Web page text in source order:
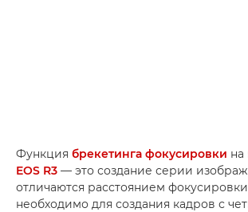
Функция брекетинга фокусировки на
EOS R3 — это создание серии
отличаются расстоянием
необходимо для создания кадров с